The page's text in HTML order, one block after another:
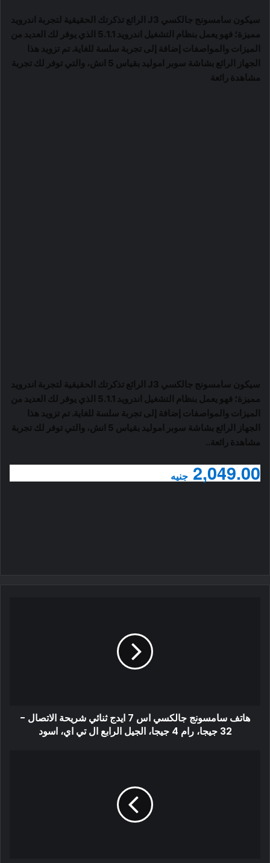
سيكون سامسونج جالكسي J3 الرائع تذكرتك الحقيقية لتجربة اندرويد
مميزة؛ فهو يعمل بنظام التشغيل اندرويد 5.1.1 الذي يوفر لك العديد من
الميزات والمواصفات إضافة إلى تجربة سلسة للغاية. تم تزويد هذا
الجهاز الرائع بشاشة سوبر اموليد بقياس 5 انش، والتي توفر لك تجربة
مشاهدة رائعة
سيكون سامسونج جالكسي J3 الرائع تذكرتك الحقيقية لتجربة اندرويد
مميزة؛ فهو يعمل بنظام التشغيل اندرويد 5.1.1 الذي يوفر لك العديد من
الميزات والمواصفات إضافة إلى تجربة سلسة للغاية. تم تزويد هذا
الجهاز الرائع بشاشة سوبر اموليد بقياس 5 انش، والتي توفر لك تجربة
مشاهدة رائعة..
2,049.00 جنيه
هاتف سامسونج جالكسي اس 7 ايدج ثنائي شريحة الاتصال -
32 جيجا، رام 4 جيجا، الجيل الرابع ال تي اي، اسود